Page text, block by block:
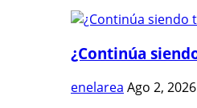
¿Continúa
enelarea Ago 2, 2026